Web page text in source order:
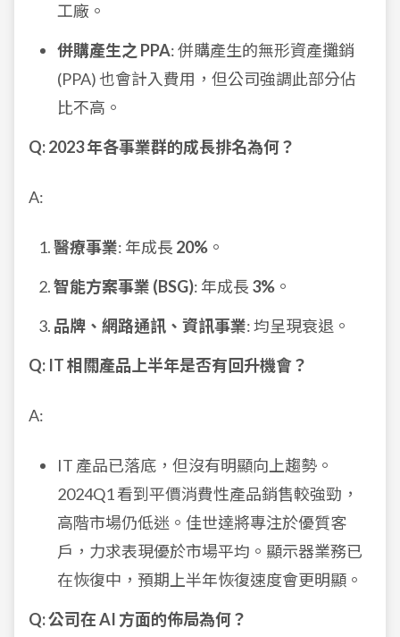
工廠。
併購產生之 PPA: 併購產生的無形資產攤銷
(PPA) 也會計入費用，但公司強調此部分佔
比不高。
Q: 2023 年各事業群的成長排名為何？
A:
醫療事業: 年成長 20% 。
智能方案事業 (BSG): 年成長 3% 。
品牌、網路通訊、資訊事業: 均呈現衰退。
Q: IT 相關產品上半年是否有回升機會？
A:
IT 產品已落底，但沒有明顯向上趨勢。
2024Q1 看到平價消費性產品銷售較強勁，
高階市場仍低迷。佳世達將專注於優質客
戶，力求表現優於市場平均。顯示器業務已
在恢復中，預期上半年恢復速度會更明顯。
Q: 公司在 AI 方面的佈局為何？